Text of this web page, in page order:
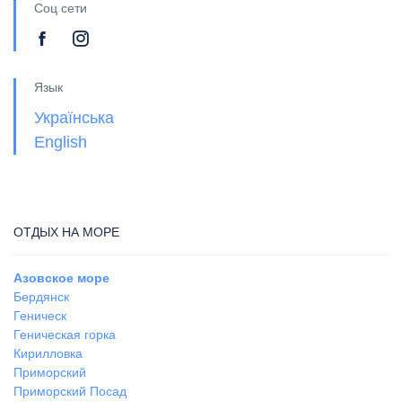
Соц сети
Язык
Українська
English
ОТДЫХ НА МОРЕ
Азовское море
Бердянск
Геническ
Геническая горка
Кирилловка
Приморский
Приморский Посад